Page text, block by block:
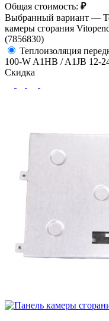
Общая стоимость: ₽
Выбранный вариант —
камеры сгорания
(7856830)
Теплоизоляция
100-W A1HB / A1JB 12-
Скидка